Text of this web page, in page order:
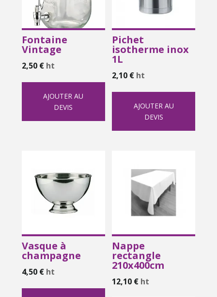
Fontaine
Vintage
2,50 € ht
AJOUTER AU
DEVIS
Pichet
isotherme inox
1L
2,10 € ht
AJOUTER AU
DEVIS
Vasque à
champagne
4,50 € ht
Nappe
rectangle
210x400cm
12,10 € ht